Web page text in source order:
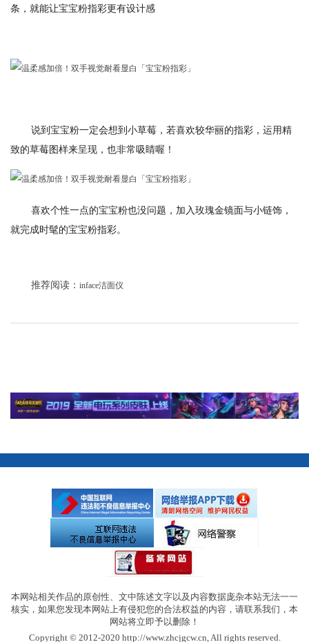
条，就能让宝宝粉指彩更有设计感
说到宝宝粉一定会想到小草莓，若喜欢较华丽的指彩，运用精
致的草莓图样来呈现，也非常吸睛喔！
喜欢个性一点的宝宝粉也没问题，加入玫瑰金镜面与小链饰，
就完成时髦的宝宝粉指彩。
推荐阅读： inface洁面仪
本网站相关作品的原创性、文中陈述文字以及内容数据庞杂本站无法一一
核实，如果您发现本网站上有侵犯您的合法权益的内容，请联系我们，本
网站将立即予以删除！
Copyright © 2012-2020 http://www.zhcjgcw.cn, All rights reserved.